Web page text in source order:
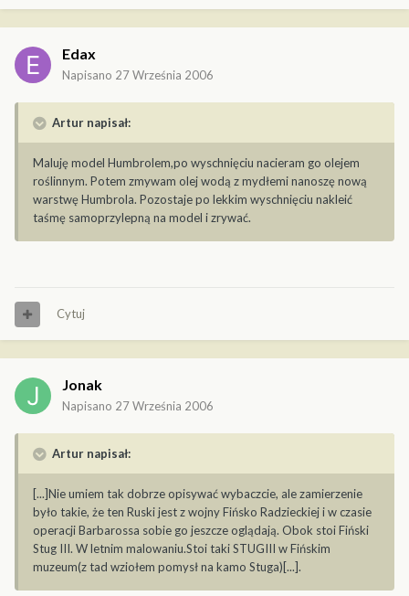
Edax
Napisano 27 Września 2006
Artur napisał:
Maluję model Humbrolem,po wyschnięciu nacieram go olejem
roślinnym. Potem zmywam olej wodą z mydłemi nanoszę nową
warstwę Humbrola. Pozostaje po lekkim wyschnięciu nakleić
taśmę samoprzylepną na model i zrywać.
Cytuj
Jonak
Napisano 27 Września 2006
Artur napisał:
[...]Nie umiem tak dobrze opisywać wybaczcie, ale zamierzenie
było takie, że ten Ruski jest z wojny Fińsko Radzieckiej i w czasie
operacji Barbarossa sobie go jeszcze oglądają. Obok stoi Fiński
Stug III. W letnim malowaniu.Stoi taki STUGIII w Fińskim
muzeum(z tad wziołem pomysł na kamo Stuga)[...].